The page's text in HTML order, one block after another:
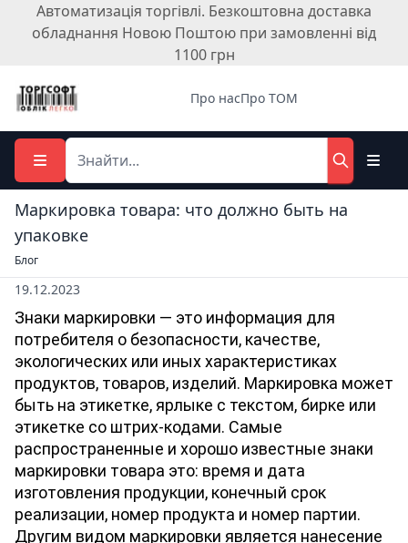
Автоматизація торгівлі. Безкоштовна доставка
обладнання Новою Поштою при замовленні від
1100 грн
Про насПро ТОМ
Маркировка товара: что должно быть на
упаковке
Блог
19.12.2023
Знаки маркировки — это информация для
потребителя о безопасности, качестве,
экологических или иных характеристиках
продуктов, товаров, изделий. Маркировка может
быть на этикетке, ярлыке с текстом, бирке или
этикетке со штрих-кодами. Самые
распространенные и хорошо известные знаки
маркировки товара это: время и дата
изготовления продукции, конечный срок
реализации, номер продукта и номер партии.
Другим видом маркировки является нанесение